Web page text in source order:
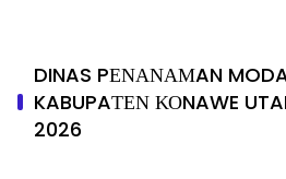
DINAS PΕΝΑΝΑΜAN
KABUPAΤΕΝ ΚΟNAWE
2026